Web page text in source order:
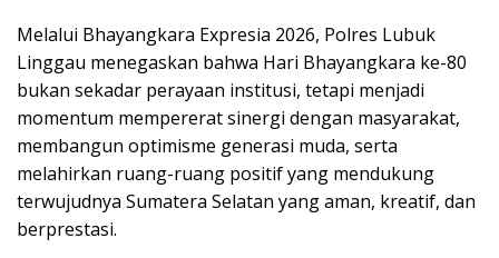
Melalui Bhayangkara Expresia 2026, Polres Lubuk
Linggau menegaskan bahwa Hari Bhayangkara ke-80
bukan sekadar perayaan institusi, tetapi menjadi
momentum mempererat sinergi dengan masyarakat,
membangun optimisme generasi muda, serta
melahirkan ruang-ruang positif yang mendukung
terwujudnya Sumatera Selatan yang aman, kreatif, dan
berprestasi.